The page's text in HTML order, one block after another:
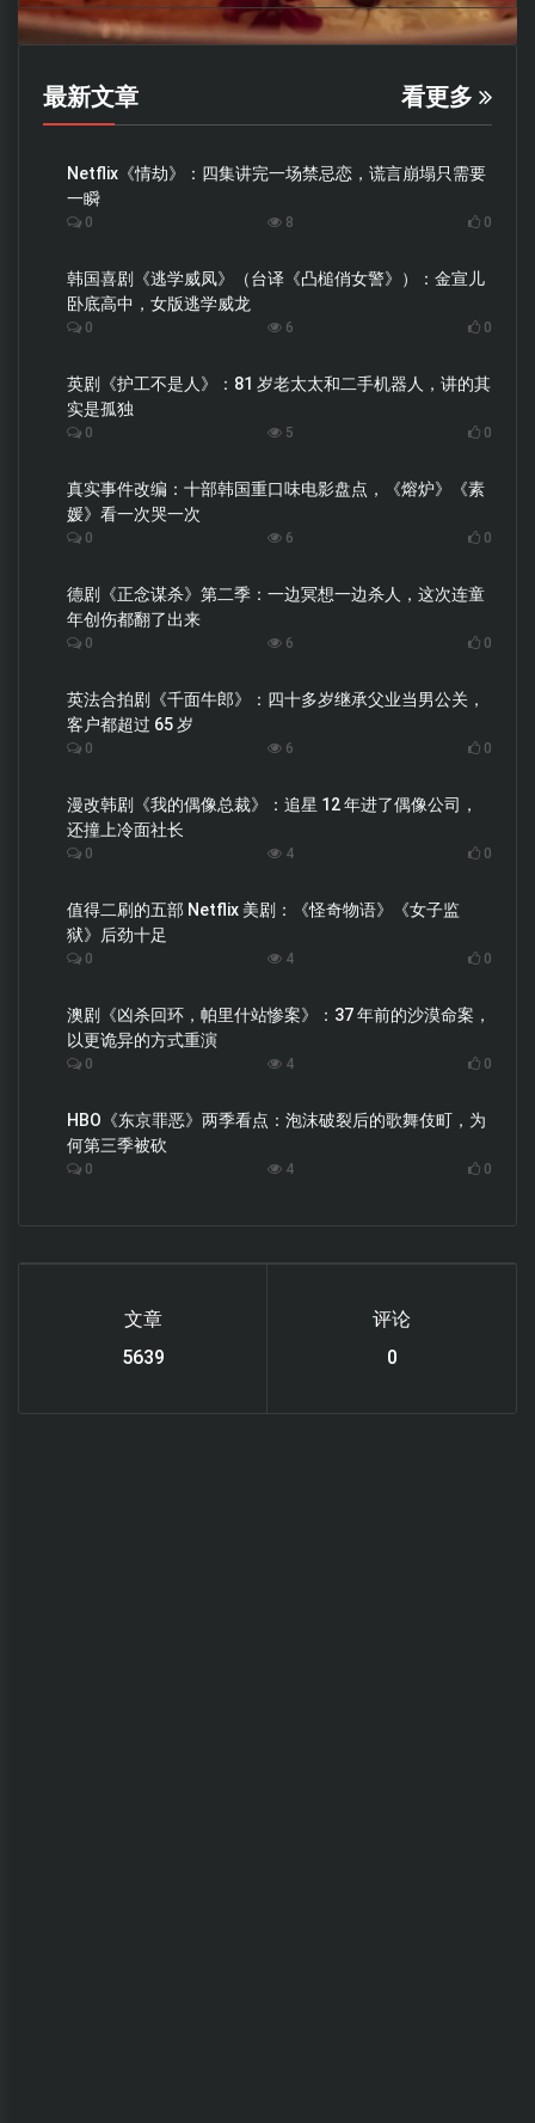
最新文章 看更多
Netflix《情劫》：四集讲完一场禁忌恋，谎言崩塌只需要
一瞬
0 8 0
韩国喜剧《逃学威凤》（台译《凸槌俏女警》）：金宣儿
卧底高中，女版逃学威龙
0 6 0
英剧《护工不是人》：81 岁老太太和二手机器人，讲的其
实是孤独
0 5 0
真实事件改编：十部韩国重口味电影盘点，《熔炉》《素
媛》看一次哭一次
0 6 0
德剧《正念谋杀》第二季：一边冥想一边杀人，这次连童
年创伤都翻了出来
0 6 0
英法合拍剧《千面牛郎》：四十多岁继承父业当男公关，
客户都超过 65 岁
0 6 0
漫改韩剧《我的偶像总裁》：追星 12 年进了偶像公司，
还撞上冷面社长
0 4 0
值得二刷的五部 Netflix 美剧：《怪奇物语》《女子监
狱》后劲十足
0 4 0
澳剧《凶杀回环，帕里什站惨案》：37 年前的沙漠命案，
以更诡异的方式重演
0 4 0
HBO《东京罪恶》两季看点：泡沫破裂后的歌舞伎町，为
何第三季被砍
0 4 0
文章
6220
评论
0